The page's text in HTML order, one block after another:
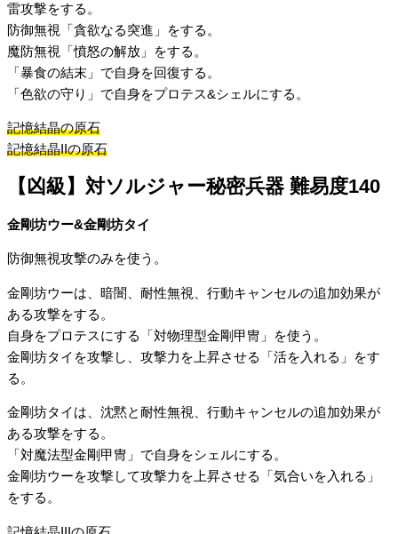
雷攻撃をする。
防御無視「貪欲なる突進」をする。
魔防無視「憤怒の解放」をする。
「暴食の結末」で自身を回復する。
「色欲の守り」で自身をプロテス&シェルにする。
記憶結晶の原石
記憶結晶IIの原石
【凶級】対ソルジャー秘密兵器 難易度140
金剛坊ウー&金剛坊タイ
防御無視攻撃のみを使う。
金剛坊ウーは、暗闇、耐性無視、行動キャンセルの追加効果が
ある攻撃をする。
自身をプロテスにする「対物理型金剛甲冑」を使う。
金剛坊タイを攻撃し、攻撃力を上昇させる「活を入れる」をす
る。
金剛坊タイは、沈黙と耐性無視、行動キャンセルの追加効果が
ある攻撃をする。
「対魔法型金剛甲冑」で自身をシェルにする。
金剛坊ウーを攻撃して攻撃力を上昇させる「気合いを入れる」
をする。